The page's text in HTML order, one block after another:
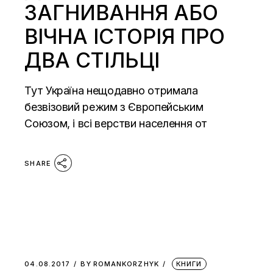
ЗАГНИВАННЯ АБО
ВІЧНА ІСТОРІЯ ПРО
ДВА СТІЛЬЦІ
Тут Україна нещодавно отримала
безвізовий режим з Європейським
Союзом, і всі верстви населення от
SHARE
04.08.2017 BY ROMANKORZHYK КНИГИ